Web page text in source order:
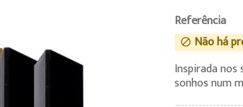
Referência
 Não há
Inspirada
sonhos num